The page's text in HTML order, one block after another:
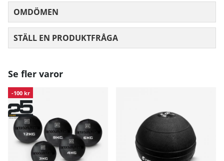
OMDÖMEN
STÄLL EN PRODUKTFRÅGA
Se fler varor
-100 kr